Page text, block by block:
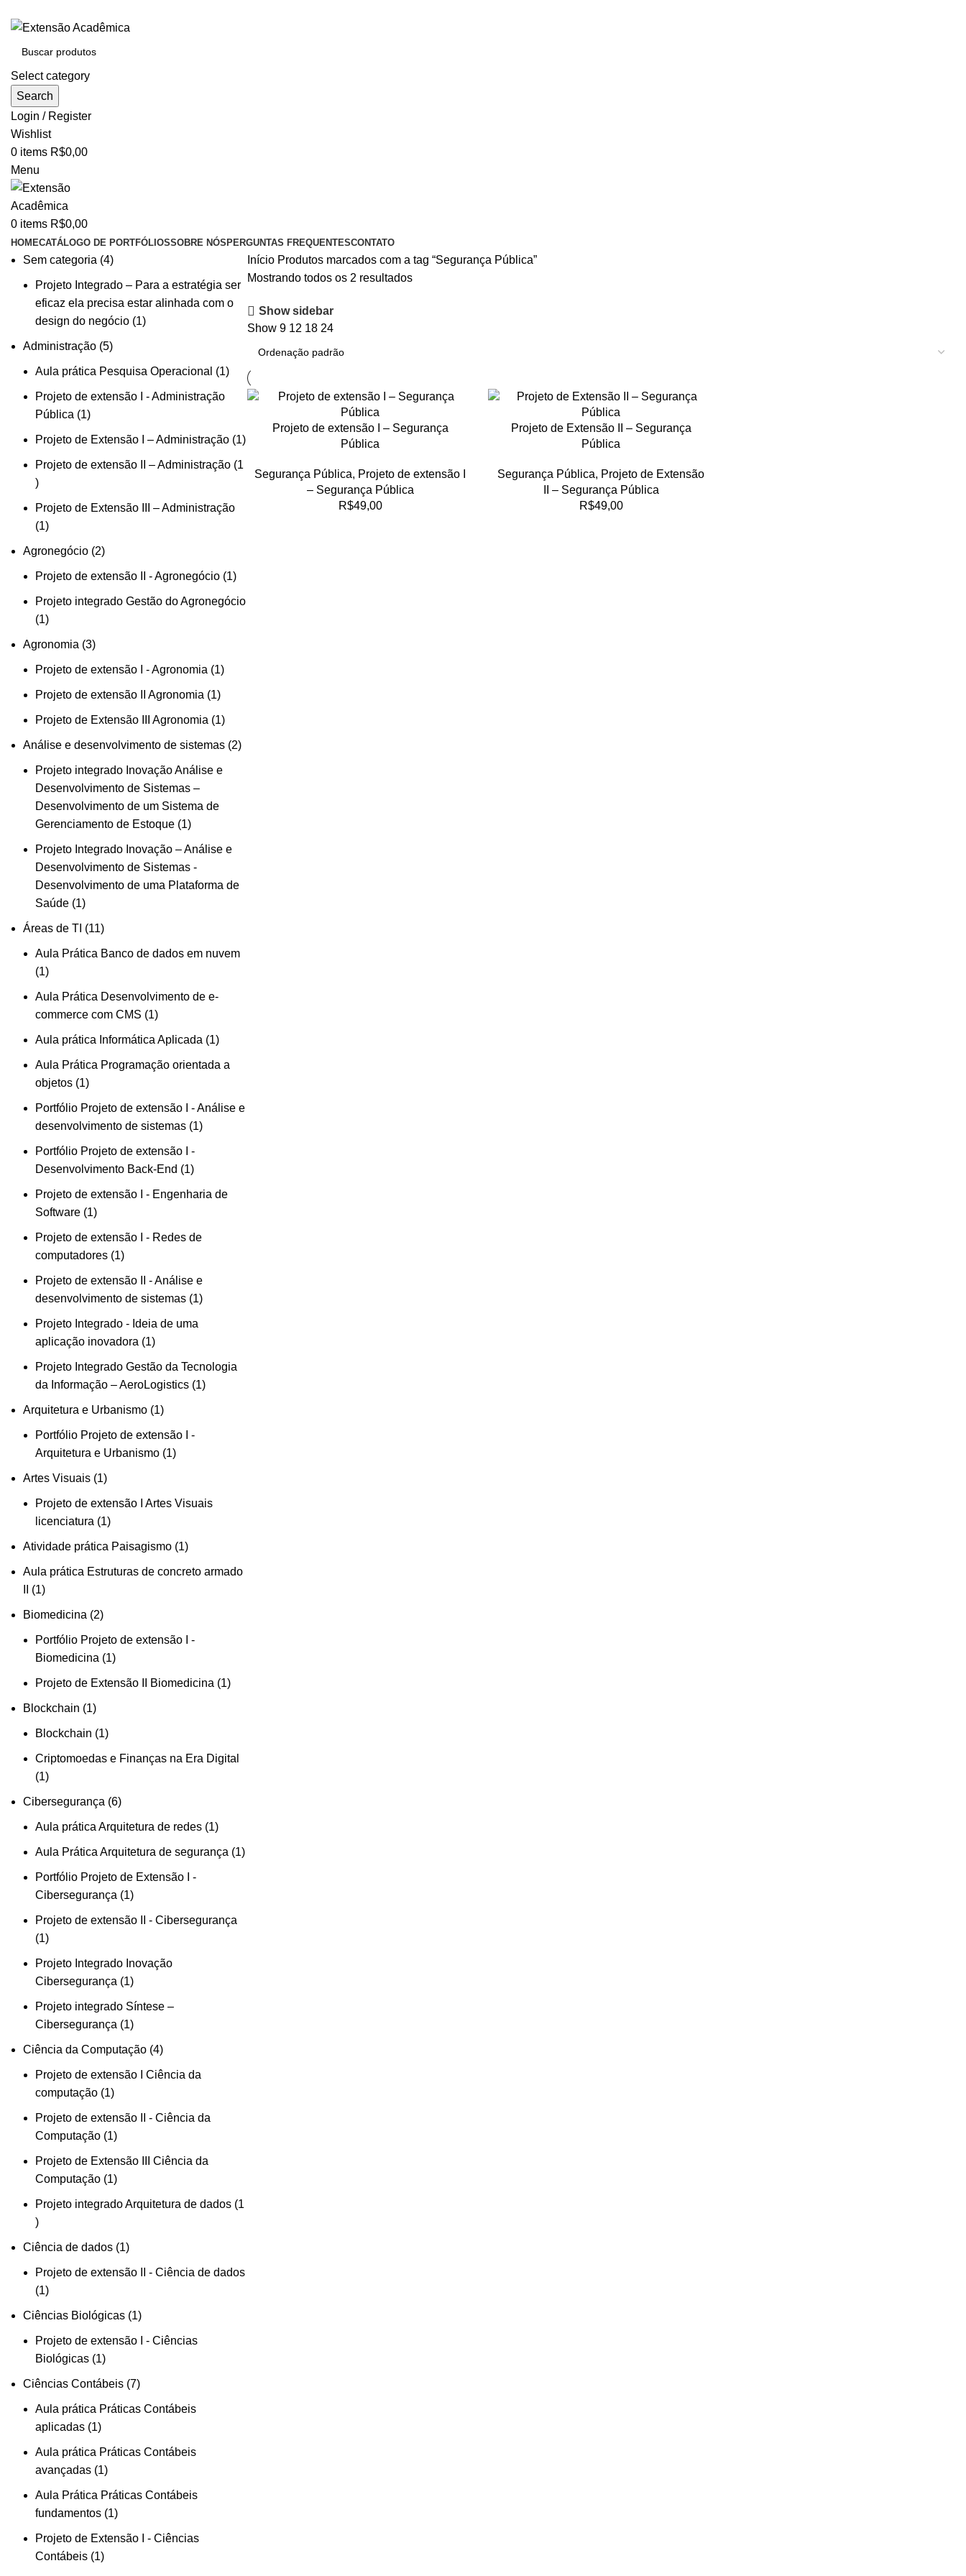
Select category
Search
Login / Register
Wishlist
0 items R$0,00
Menu
0 items R$0,00
HOMECATÁLOGO DE PORTFÓLIOSSOBRE NÓS PERGUNTAS FREQUENTESCONTATO
Sem categoria 4
Projeto Integrado – Para a estratégia ser
eficaz ela precisa estar alinhada com o
design do negócio 1
Administração 5
Aula prática Pesquisa Operacional 1
Projeto de extensão I - Administração
Pública
1
Projeto de Extensão I – Administração 1
Projeto de extensão II – Administração 1
Projeto de Extensão III – Administração
1
Agronegócio 2
Projeto de extensão II - Agronegócio 1
Projeto integrado Gestão do Agronegócio
1
Agronomia 3
Projeto de extensão I - Agronomia 1
Projeto de extensão II Agronomia 1
Projeto de Extensão III Agronomia 1
Análise e desenvolvimento de sistemas 2
Projeto integrado Inovação Análise e
Desenvolvimento de Sistemas –
Desenvolvimento de um Sistema de
Gerenciamento de Estoque 1
Projeto Integrado Inovação – Análise e
Desenvolvimento de Sistemas -
Desenvolvimento de uma Plataforma de
Saúde 1
Áreas de TI 11
Aula Prática Banco de dados em nuvem
1
Aula Prática Desenvolvimento de e-
commerce com CMS
1
Aula prática Informática Aplicada 1
Aula Prática Programação orientada a
objetos 1
Portfólio Projeto de extensão I - Análise e
desenvolvimento de sistemas 1
Portfólio Projeto de extensão I -
Desenvolvimento Back-End
1
Projeto de extensão I - Engenharia de
Software 1
Projeto de extensão I - Redes de
computadores 1
Projeto de extensão II - Análise e
desenvolvimento de sistemas 1
Projeto Integrado - Ideia de uma
aplicação inovadora
1
Projeto Integrado Gestão da Tecnologia
da Informação – AeroLogistics 1
Arquitetura e Urbanismo 1
Portfólio Projeto de extensão I -
Arquitetura e Urbanismo 1
Artes Visuais 1
Projeto de extensão I Artes Visuais
licenciatura
1
Atividade prática Paisagismo 1
Aula prática Estruturas de concreto armado
1
Biomedicina 2
Portfólio Projeto de extensão I -
Biomedicina
1
Projeto de Extensão II Biomedicina 1
Blockchain 1
Blockchain 1
Criptomoedas e Finanças na Era Digital
1
Cibersegurança 6
Aula prática Arquitetura de redes 1
Aula Prática Arquitetura de segurança 1
Portfólio Projeto de Extensão I -
Cibersegurança
1
Projeto de extensão II - Cibersegurança
1
Projeto Integrado Inovação
Cibersegurança
1
Projeto integrado Síntese –
Cibersegurança
1
Ciência da Computação 4
Projeto de extensão I Ciência da
computação 1
Projeto de extensão II - Ciência da
Computação 1
Projeto de Extensão III Ciência da
Computação 1
Projeto integrado Arquitetura de dados 1
Ciência de dados 1
Projeto de extensão II - Ciência de dados
1
Ciências Biológicas 1
Projeto de extensão I - Ciências
Biológicas 1
Ciências Contábeis 7
Aula prática Práticas Contábeis
aplicadas 1
Aula prática Práticas Contábeis
avançadas 1
Aula Prática Práticas Contábeis
fundamentos 1
Projeto de Extensão I - Ciências
Contábeis 1
Início Produtos marcados com a tag “Segurança Pública”
Mostrando todos os 2 resultados
Show sidebar
Show 9 12 18 24
Projeto de extensão I – Segurança
Pública
Segurança Pública, Projeto de extensão I
– Segurança Pública
R$49,00
Projeto de Extensão II – Segurança
Pública
Segurança Pública, Projeto de Extensão
II – Segurança Pública
R$49,00